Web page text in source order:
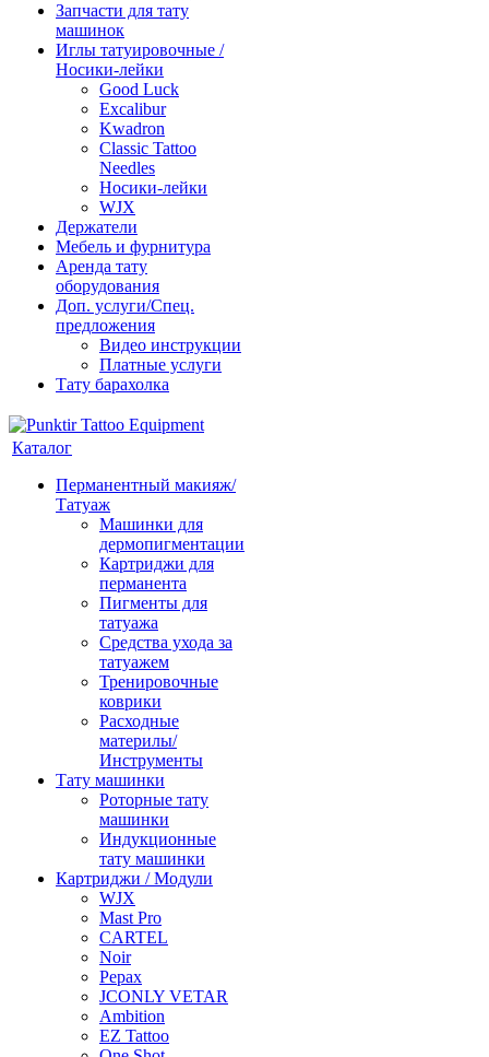
Запчасти для тату
машинок
Иглы татуировочные /
Носики-лейки
Good Luck
Excalibur
Kwadron
Classic Tattoo
Needles
Носики-лейки
WJX
Держатели
Мебель и фурнитура
Аренда тату
оборудования
Доп. услуги/Спец.
предложения
Видео инструкции
Платные услуги
Тату барахолка
Каталог
Перманентный макияж/
Татуаж
Машинки для
дермопигментации
Картриджи для
перманента
Пигменты для
татуажа
Средства ухода за
татуажем
Тренировочные
коврики
Расходные
материлы/
Инструменты
Тату машинки
Роторные тату
машинки
Индукционные
тату машинки
Картриджи / Модули
WJX
Mast Pro
CARTEL
Noir
Pepax
JCONLY VETAR
Ambition
EZ Tattoo